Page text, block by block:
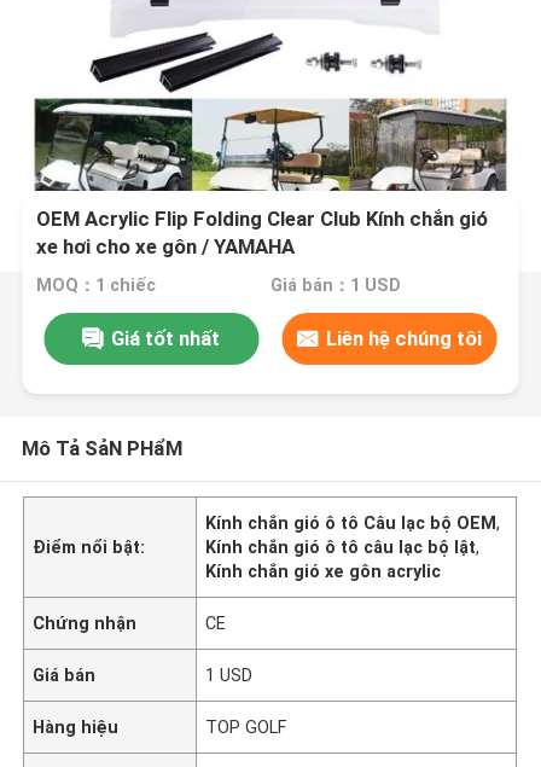
OEM Acrylic Flip Folding Clear Club Kính chắn gió
xe hơi cho xe gôn / YAMAHA
MOQ：1 chiếc Giá bán：1 USD
Giá tốt nhất Liên hệ chúng tôi
Mô Tả SảN PHẩM
Điểm nổi bật:
Kính chắn gió ô tô Câu lạc bộ OEM,
Kính chắn gió ô tô câu lạc bộ lật,
Kính chắn gió xe gôn acrylic
Chứng nhận CE
Giá bán 1 USD
Hàng hiệu TOP GOLF